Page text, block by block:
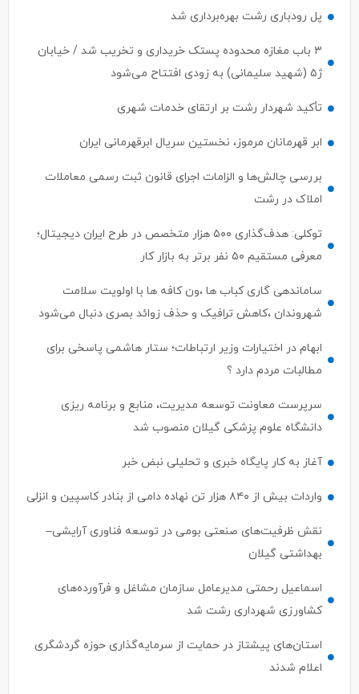
پل رودباری رشت بهره‌برداری شد
۳ باب مغازه محدوده پستک خریداری و تخریب شد / خیابان
ژ۵ (شهید سلیمانی) به زودی افتتاح می‌شود
تأکید شهردار رشت بر ارتقای خدمات شهری
ابر قهرمانان مرموز، نخستین سریال ابرقهرمانی ایران
بررسی چالش‌ها و الزامات اجرای قانون ثبت رسمی معاملات
املاک در رشت
توکلی: هدف‌گذاری ۵۰۰ هزار متخصص در طرح ایران دیجیتال؛
معرفی مستقیم ۵۰ نفر برتر به بازار کار
ساماندهی گاری کباب ها ،ون کافه ها با اولویت سلامت
شهروندان ،کاهش ترافیک و حذف زوائد بصری دنبال می‌شود
ابهام در اختیارات وزیر ارتباطات؛ ستار هاشمی پاسخی برای
مطالبات مردم دارد ؟
سرپرست معاونت توسعه مدیریت، منابع و برنامه ریزی
دانشگاه علوم پزشکی گیلان منصوب شد
آغاز به کار پایگاه خبری و تحلیلی نبض خبر
واردات بیش از ۸۴۰ هزار تن نهاده دامی از بنادر كاسپین و انزلی
نقش ظرفیت‌های صنعتی بومی در توسعه فناوری آرایشی–
بهداشتی گیلان
اسماعیل رحمتی مدیرعامل سازمان مشاغل و فرآورده‌های
کشاورزی شهرداری رشت شد
استان‌های پیشتاز در حمایت از سرمایه‌گذاری حوزه گردشگری
اعلام شدند